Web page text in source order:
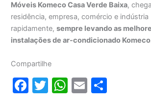
Móveis Komeco Casa Verde Baixa,
residência, empresa, comércio e indústria
rapidamente,sempre levando as
instalações de ar-condicionado Komeco
Compartilhe
F
T
W E